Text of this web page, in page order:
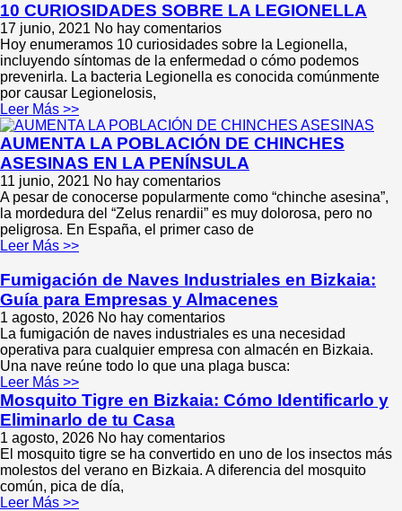
10 CURIOSIDADES SOBRE LA LEGIONELLA
17 junio, 2021 No hay comentarios
Hoy enumeramos 10 curiosidades sobre la Legionella,
incluyendo síntomas de la enfermedad o cómo podemos
prevenirla. La bacteria Legionella es conocida comúnmente
por causar Legionelosis,
Leer Más >>
AUMENTA LA POBLACIÓN DE CHINCHES
ASESINAS EN LA PENÍNSULA
11 junio, 2021 No hay comentarios
A pesar de conocerse popularmente como “chinche asesina”,
la mordedura del “Zelus renardii” es muy dolorosa, pero no
peligrosa. En España, el primer caso de
Leer Más >>
Fumigación de Naves Industriales en Bizkaia:
Guía para Empresas y Almacenes
1 agosto, 2026 No hay comentarios
La fumigación de naves industriales es una necesidad
operativa para cualquier empresa con almacén en Bizkaia.
Una nave reúne todo lo que una plaga busca:
Leer Más >>
Mosquito Tigre en Bizkaia: Cómo Identificarlo y
Eliminarlo de tu Casa
1 agosto, 2026 No hay comentarios
El mosquito tigre se ha convertido en uno de los insectos más
molestos del verano en Bizkaia. A diferencia del mosquito
común, pica de día,
Leer Más >>